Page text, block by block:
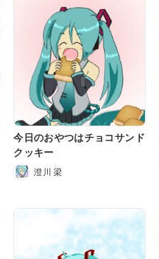
今日のおやつはチョコサンド
クッキー
澄川 梁